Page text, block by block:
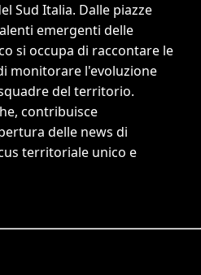
Sud Italia. Dalle piazze
emergenti delle
si occupa di raccontare le
monitorare l'evoluzione
del territorio.
contribuisce
delle news di
territoriale unico e